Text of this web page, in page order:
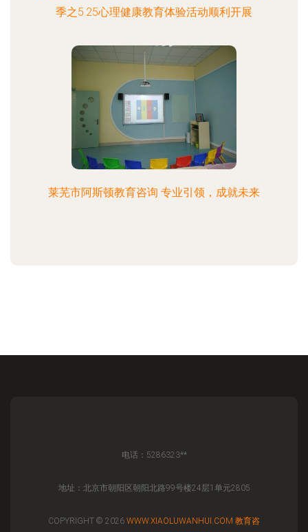
季之5.25心理健康教育体验活动顺利开展
莱芜市阿斯顿教育咨询 专业引领，成就未来
电话：5286323**
地址：北京市朝阳区朝阳北路99号楼24层1单元2805
COPYRIGHT © 2026 WWW.XIAOLUWANHUI.COM 教育咨